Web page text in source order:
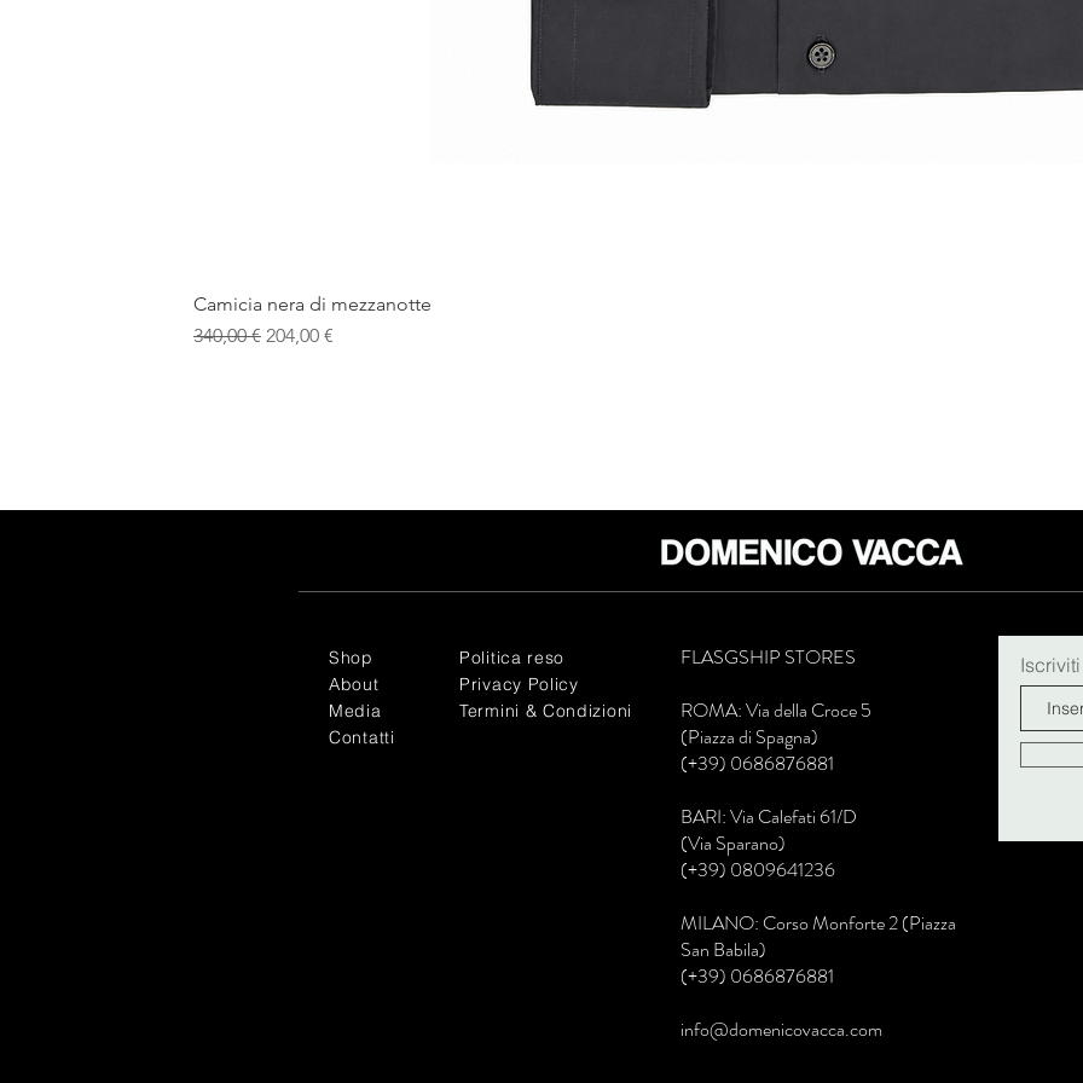
Camicia nera di mezzanotte
Prezzo regolare
340,00 € Prezzo scontato
204,00 €
Shop
About
Media
Contatti
Politica reso
Privacy Policy
Termini & Condizioni
FLASGSHIP STORES
ROMA: Via della Croce 5
(Piazza di Spagna)
(+39) 0686876881
BARI: Via Calefati 61/D
(Via Sparano)
(+39) 0809641236
MILANO: Corso Monforte 2 (Piazza
San Babila)
(+39) 0686876881
info@domenicovacca.com